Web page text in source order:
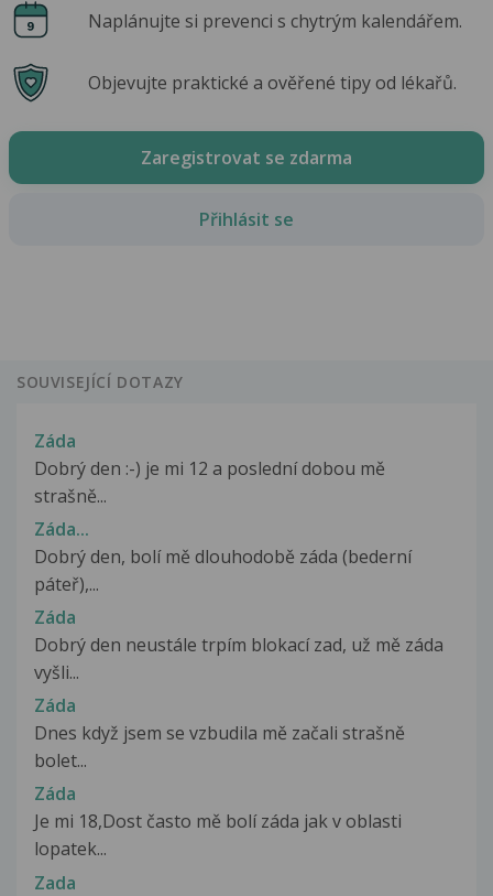
Naplánujte si prevenci s chytrým kalendářem.
Objevujte praktické a ověřené tipy od lékařů.
Zaregistrovat se zdarma
Přihlásit se
SOUVISEJÍCÍ DOTAZY
Záda
Dobrý den :-) je mi 12 a poslední dobou mě
strašně...
Záda...
Dobrý den, bolí mě dlouhodobě záda (bederní
páteř),...
Záda
Dobrý den neustále trpím blokací zad, už mě záda
vyšli...
Záda
Dnes když jsem se vzbudila mě začali strašně
bolet...
Záda
Je mi 18,Dost často mě bolí záda jak v oblasti
lopatek...
Zada